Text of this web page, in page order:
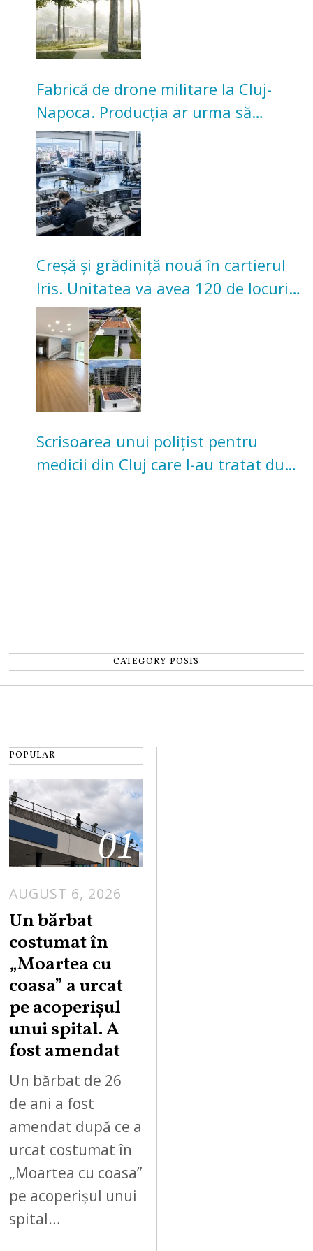
Fabrică de drone militare la Cluj-
Napoca. Producția ar urma să
înceapă în toamna acestui an
Creșă și grădiniță nouă în cartierul
Iris. Unitatea va avea 120 de locuri
pentru copii
Scrisoarea unui polițist pentru
medicii din Cluj care l-au tratat după
CATEGORY POSTS
POPULAR
01
AUGUST 6, 2026
Un bărbat
costumat în
„Moartea cu
coasa” a urcat
pe acoperișul
unui spital. A
fost amendat
Un bărbat de 26
de ani a fost
amendat după ce a
urcat costumat în
„Moartea cu coasa”
pe acoperișul unui
spital…